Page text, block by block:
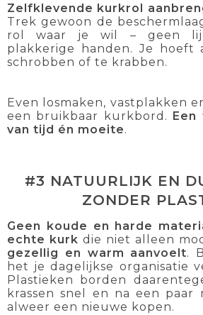
Zelfklevende kurkrol
Trek gewoon de
rol waar je wil – geen
plakkerige handen. Je hoeft
schrobben of te krabben.
Even losmaken, vastplakken
een bruikbaar kurkbord. Een
van tijd én moeite.
#3 NATUURLIJK EN
ZONDER
Geen koude en harde
echte kurk die niet alleen
gezellig en warm aanvoelt.
het je dagelijkse organisatie
Plastieken borden
krassen snel en na een paar
alweer een nieuwe kopen.